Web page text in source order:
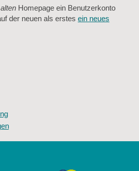
alten Homepage ein Benutzerkonto
der neuen als erstes ein neues